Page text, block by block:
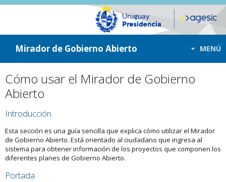
ir a contenido
ir al menú
Mirador de Gobierno Abierto MENÚ
Cómo usar el Mirador de Gobierno
Abierto
Introducción
Esta sección es una guía sencilla que explica cómo utilizar el Mirador
de Gobierno Abierto. Está orientado al ciudadano que ingresa al
sistema para obtener información de los proyectos que componen los
diferentes planes de Gobierno Abierto.
Portada